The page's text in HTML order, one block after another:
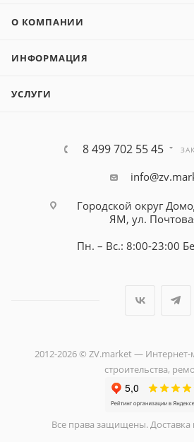
О КОМПАНИИ
ИНФОРМАЦИЯ
УСЛУГИ
8 499 702 55 45
Городской округ
ЯМ, ул.
Пн. – Вс.: 8:00-23:00
2012-2026 © ZV.market — Интернет-
строительства,
Все права защищены.